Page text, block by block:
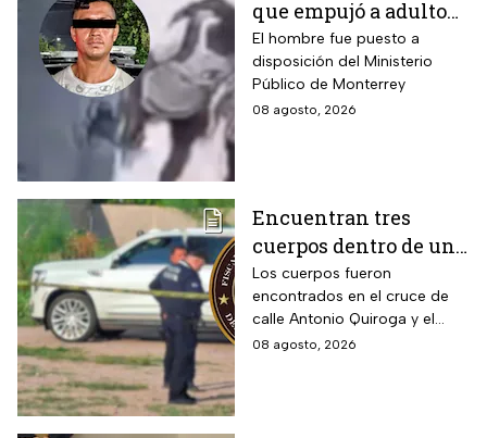
que empujó a adulto
mayor frente a un
tráiler en Monterrey
El hombre fue puesto a
disposición del Ministerio
Público de Monterrey
08 agosto, 2026
Encuentran tres
cuerpos dentro de una
camioneta de lujo en
Hermosillo;
investigan posible
riña
Los cuerpos fueron
encontrados en el cruce de
calle Antonio Quiroga y el
Boulevard Camino del Serie
08 agosto, 2026